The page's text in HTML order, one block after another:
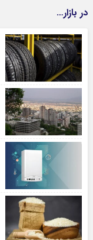
در بازار…